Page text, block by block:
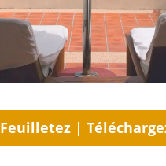
Feuilletez |